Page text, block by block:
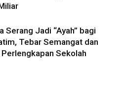
Serang Jadi “Ayah” bagi
Tebar Semangat dan
Perlengkapan Sekolah